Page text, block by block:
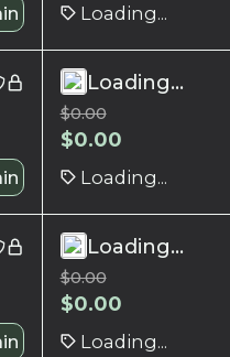
Loading...
Loading...
$0.00
$0.00
Loading...
Loading...
$0.00
$0.00
Loading...